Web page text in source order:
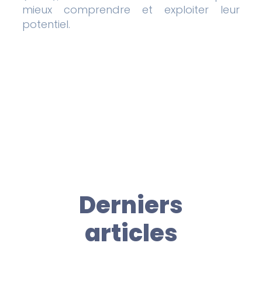
mieux comprendre et exploiter leur
potentiel.
Derniers
articles